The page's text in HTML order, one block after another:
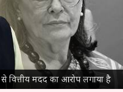
से वित्तीय मदद का आरोप लगाया है
गांधीपर बड़ा